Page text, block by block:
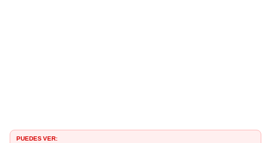
PUEDES VER: